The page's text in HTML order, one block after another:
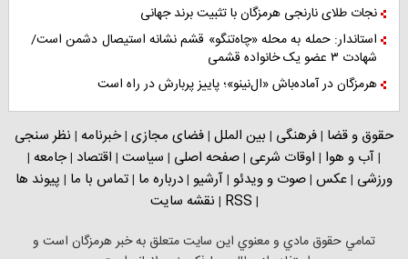
نجات طلای نارنجی هرمزگان با تثبیت برند جهانی
استاندار: حمله به محله «چاه‌تنگو» قشم نشانه استیصال دشمن است/
شهادت ۳ عضو یک خانواده قشمی
هرمزگان در آماده‌باش «ال‌نینو»؛ پاییز پربارش در راه است
حقوق و قضا |فرهنگی | بین الملل |فضای مجازی |خبرنامه | نظر سنجی
|آب و هوا | اوقات شرعی |صفحه اصلی | سیاست | اقتصاد |جامعه |
ورزشی |عکس |صوت و ویدئو |آرشیو |درباره ما |تماس با ما | پیوند ها
|
RSS
| نقشه سایت
تمامي حقوق مادي و معنوي اين سايت متعلق به خبر هرمزگان است و